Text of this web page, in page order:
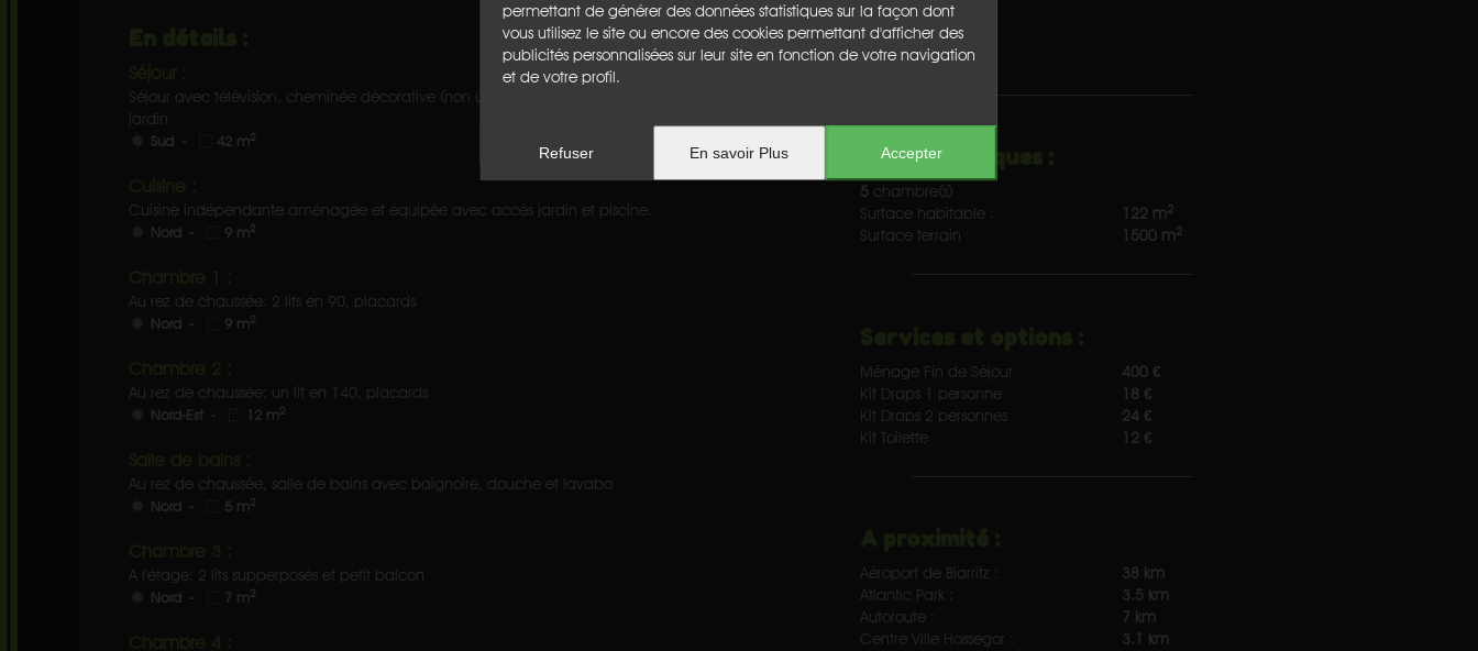
permettant de générer des données statistiques sur la façon dont
vous utilisez le site ou encore des cookies permettant d'afficher des
publicités personnalisées sur leur site en fonction de votre navigation
et de votre profil.
Refuser En savoir Plus Accepter
Séjour avec télévision, cheminée décorative (non utilisable), espace repas, accès
jardin
Sud -
42 m2
Cuisine indépendante aménagée et équipée avec accès jardin et piscine.
Nord -
9 m2
Au rez de chaussée: 2 lits en 90, placards
Nord -
9 m2
Au rez de chaussée: un lit en 140, placards
Nord-Est -
12 m2
Au rez de chaussée, salle de bains avec baignoire, douche et lavabo
Nord -
5 m2
A l'étage: 2 lits supperposés et petit balcon
Nord -
7 m2
Sèche-linge
Télévision
Terrasse
Caractéristiques :
5 chambre(s)
Surface habitable :
122 m2
Surface terrain : 1500 m2
Ménage Fin de Séjour
400 €
Kit Draps 1 personne
18 €
Kit Draps 2 personnes
24 €
Kit Toilette
12 €
Aéroport de Biarritz :
38 km
Atlantic Park :
3.5 km
Autoroute :
7 km
Centre Ville Hossegor :
3.1 km